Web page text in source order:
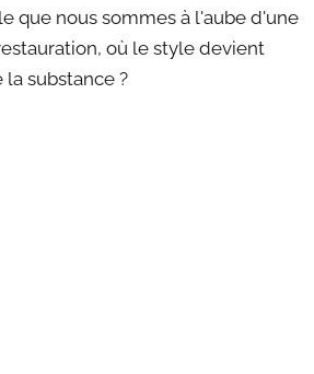
que nous sommes à l'aube d'une
où le style devient
substance ?